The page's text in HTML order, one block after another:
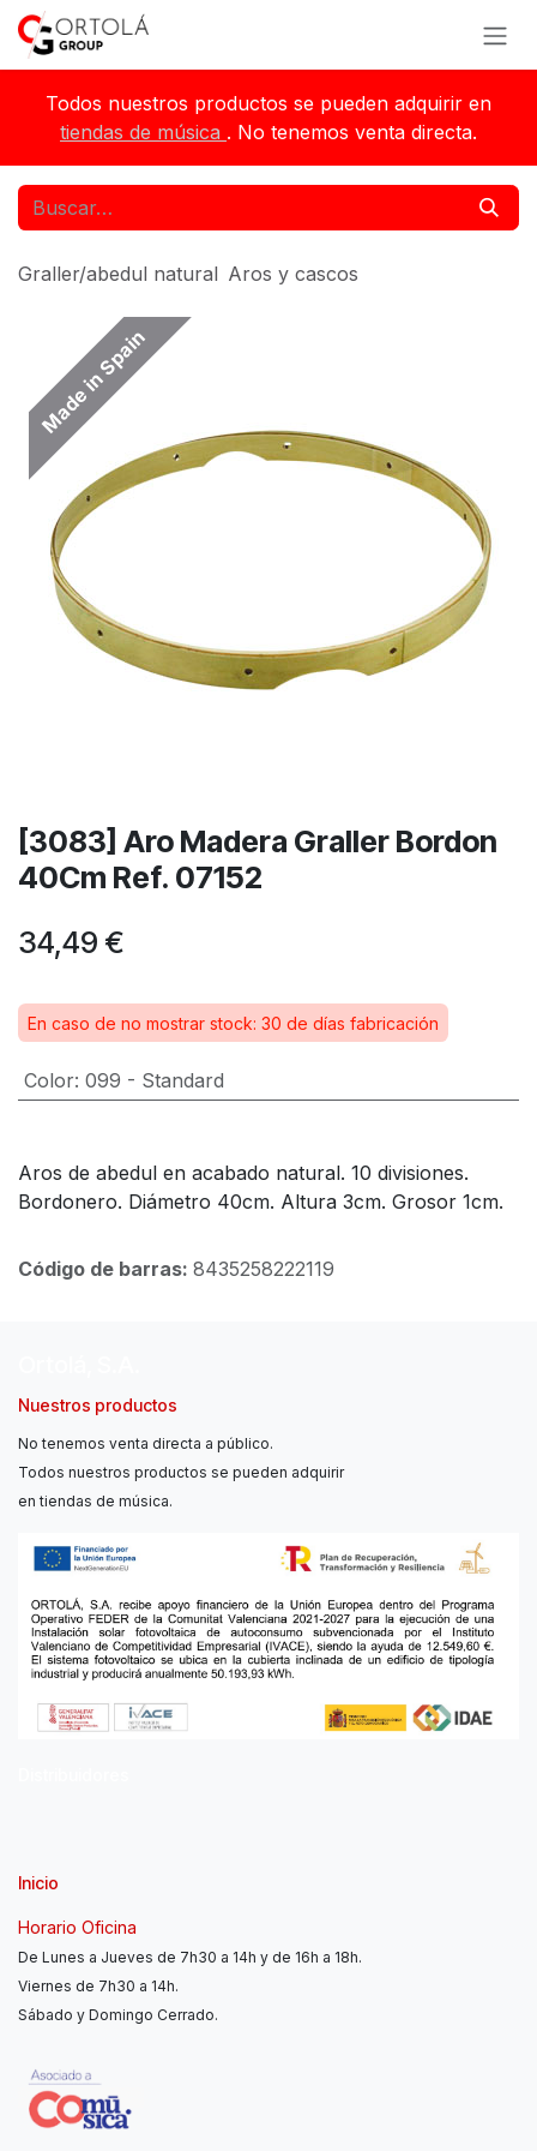
Ir al contenido
Todos nuestros productos se pueden adquirir en
tiendas de música . No tenemos venta directa.
Graller/abedul natural Aros y cascos
Made in Spain
[3083] Aro Madera Graller Bordon
40Cm Ref. 07152
34,49 €
En caso de no mostrar stock: 30 de días fabricación
Color: 099 - Standard
Aros de abedul en acabado natural. 10 divisiones.
Bordonero. Diámetro 40cm. Altura 3cm. Grosor 1cm.
Código de barras: 8435258222119
Nuestros productos
No tenemos venta directa a público.
Todos nuestros productos se pueden adquirir
en tiendas de música.
Inicio
Horario Oficina
De Lunes a Jueves de 7h30 a 14h y de 16h a 18h.
Viernes de 7h30 a 14h.
Sábado y Domingo Cerrado.